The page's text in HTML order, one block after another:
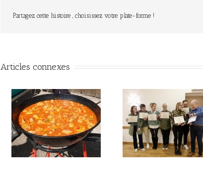
Partagez cette histoire , choisissez votre plate-forme !
Articles connexes